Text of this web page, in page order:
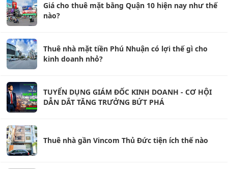
Giá cho thuê mặt bằng Quận 10 hiện nay như thế
nào?
Thuê nhà mặt tiền Phú Nhuận có lợi thế gì cho
kinh doanh nhỏ?
TUYỂN DỤNG GIÁM ĐỐC KINH DOANH - CƠ HỘI
DẪN DẮT TĂNG TRƯỞNG BỨT PHÁ
Thuê nhà gần Vincom Thủ Đức tiện ích thế nào